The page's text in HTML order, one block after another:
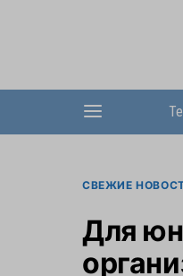
СВЕЖИЕ
Для